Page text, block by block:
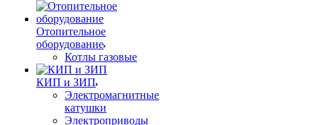
Отопительное
оборудование
Котлы газовые
КИП и ЗИП
Электромагнитные
катушки
Электроприводы